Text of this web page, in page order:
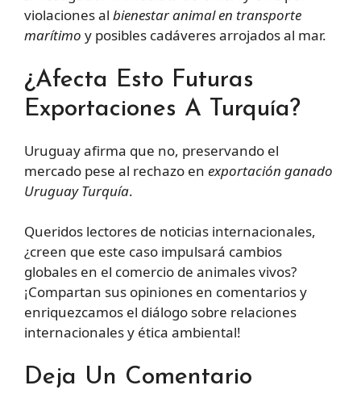
violaciones al bienestar animal en transporte
marítimo y posibles cadáveres arrojados al mar.
¿Afecta Esto Futuras
Exportaciones A Turquía?
Uruguay afirma que no, preservando el
mercado pese al rechazo en exportación ganado
Uruguay Turquía.
Queridos lectores de noticias internacionales,
¿creen que este caso impulsará cambios
globales en el comercio de animales vivos?
¡Compartan sus opiniones en comentarios y
enriquezcamos el diálogo sobre relaciones
internacionales y ética ambiental!
Deja Un Comentario